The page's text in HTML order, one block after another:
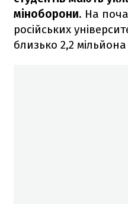
міноборони. На
російських
близько 2,2 мільйона